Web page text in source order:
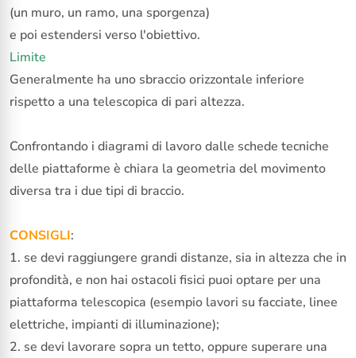
(un muro, un ramo, una sporgenza)
e poi estendersi verso l'obiettivo.
Limite
Generalmente ha uno sbraccio orizzontale inferiore
rispetto a una telescopica di pari altezza.
Confrontando i diagrami di lavoro dalle schede tecniche
delle piattaforme è chiara la geometria del movimento
diversa tra i due tipi di braccio.
CONSIGLI:
1. se devi raggiungere grandi distanze, sia in altezza che in
profondità, e non hai ostacoli fisici puoi optare per una
piattaforma telescopica (esempio lavori su facciate, linee
elettriche, impianti di illuminazione);
2. se devi lavorare sopra un tetto, oppure superare una